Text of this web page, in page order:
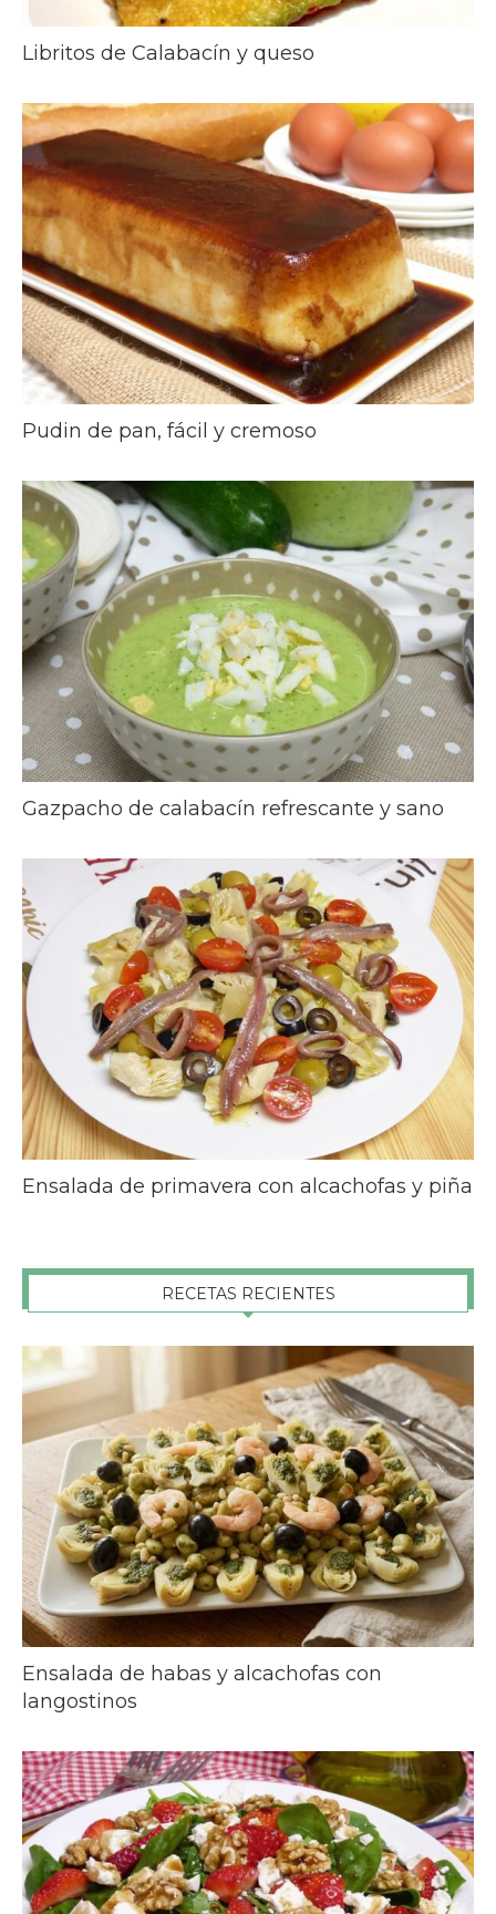
Libritos de Calabacín y queso
Pudin de pan, fácil y cremoso
Gazpacho de calabacín refrescante y sano
Ensalada de primavera con alcachofas y piña
RECETAS RECIENTES
Ensalada de habas y alcachofas con
langostinos